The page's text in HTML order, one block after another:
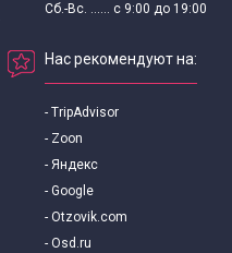
Сб.-Вс. ...... с 9:00 до 19:00
Нас рекомендуют на:
- TripAdvisor
- Zoon
- Яндекс
- Google
- Otzovik.com
- Osd.ru